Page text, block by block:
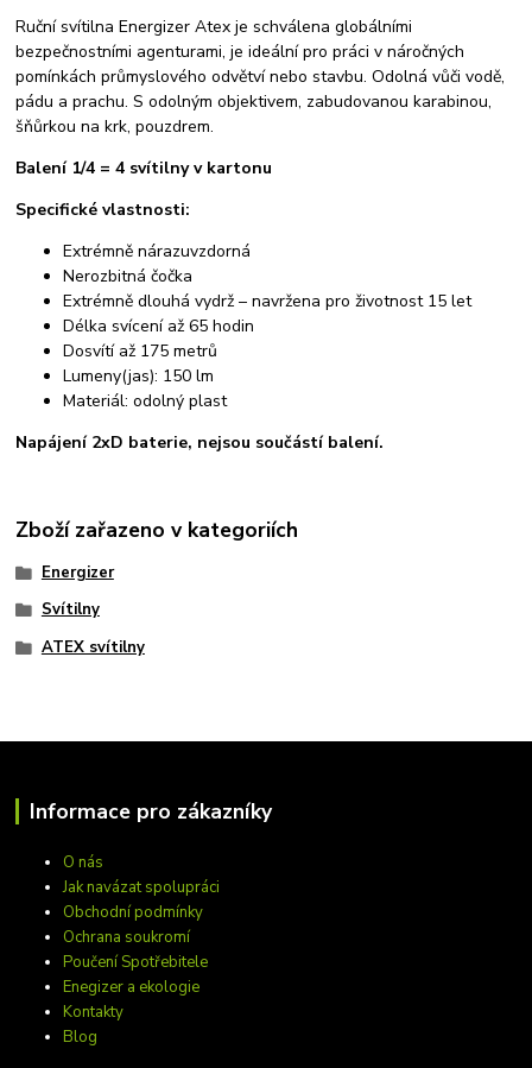
Ruční svítilna Energizer Atex je schválena globálními
bezpečnostními agenturami, je ideální pro práci v náročných
pomínkách průmyslového odvětví nebo stavbu. Odolná vůči vodě,
pádu a prachu. S odolným objektivem, zabudovanou karabinou,
šňůrkou na krk, pouzdrem.
Balení 1/4 = 4 svítilny v kartonu
Specifické vlastnosti:
Extrémně nárazuvzdorná
Nerozbitná čočka
Extrémně dlouhá vydrž – navržena pro životnost 15 let
Délka svícení až 65 hodin
Dosvítí až 175 metrů
Lumeny(jas): 150 lm
Materiál: odolný plast
Napájení 2xD baterie, nejsou součástí balení.
Zboží zařazeno v kategoriích
Energizer
Svítilny
ATEX svítilny
Informace pro zákazníky
O nás
Jak navázat spolupráci
Obchodní podmínky
Ochrana soukromí
Poučení Spotřebitele
Enegizer a ekologie
Kontakty
Blog